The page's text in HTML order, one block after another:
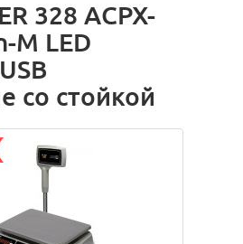
328 ACPX-
M LED
со стойкой